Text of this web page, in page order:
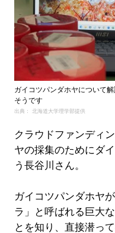
ガイコツパンダホヤについて
そうです
出典： 北海道大学理学部提供
クラウドファンディ
ヤの採集のためにダ
う長谷川さん。
ガイコツパンダホヤ
ラ」と呼ばれる巨大
とを知り、直接潜っ